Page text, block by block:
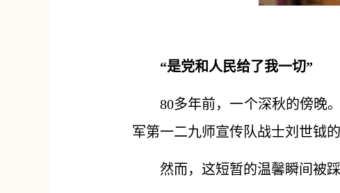
“是党和人民给了我一切”
80多年前，一个深秋的傍晚
军第一二九师宣传队战士刘世钺
然而，这短暂的温馨瞬间被